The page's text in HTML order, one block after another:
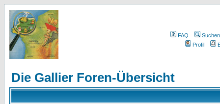
FAQ
Suchen
Profil
Die Gallier Foren-Übersicht